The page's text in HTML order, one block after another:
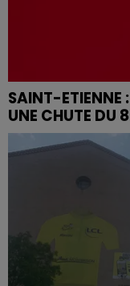
SAINT-ETIENNE
UNE CHUTE DU